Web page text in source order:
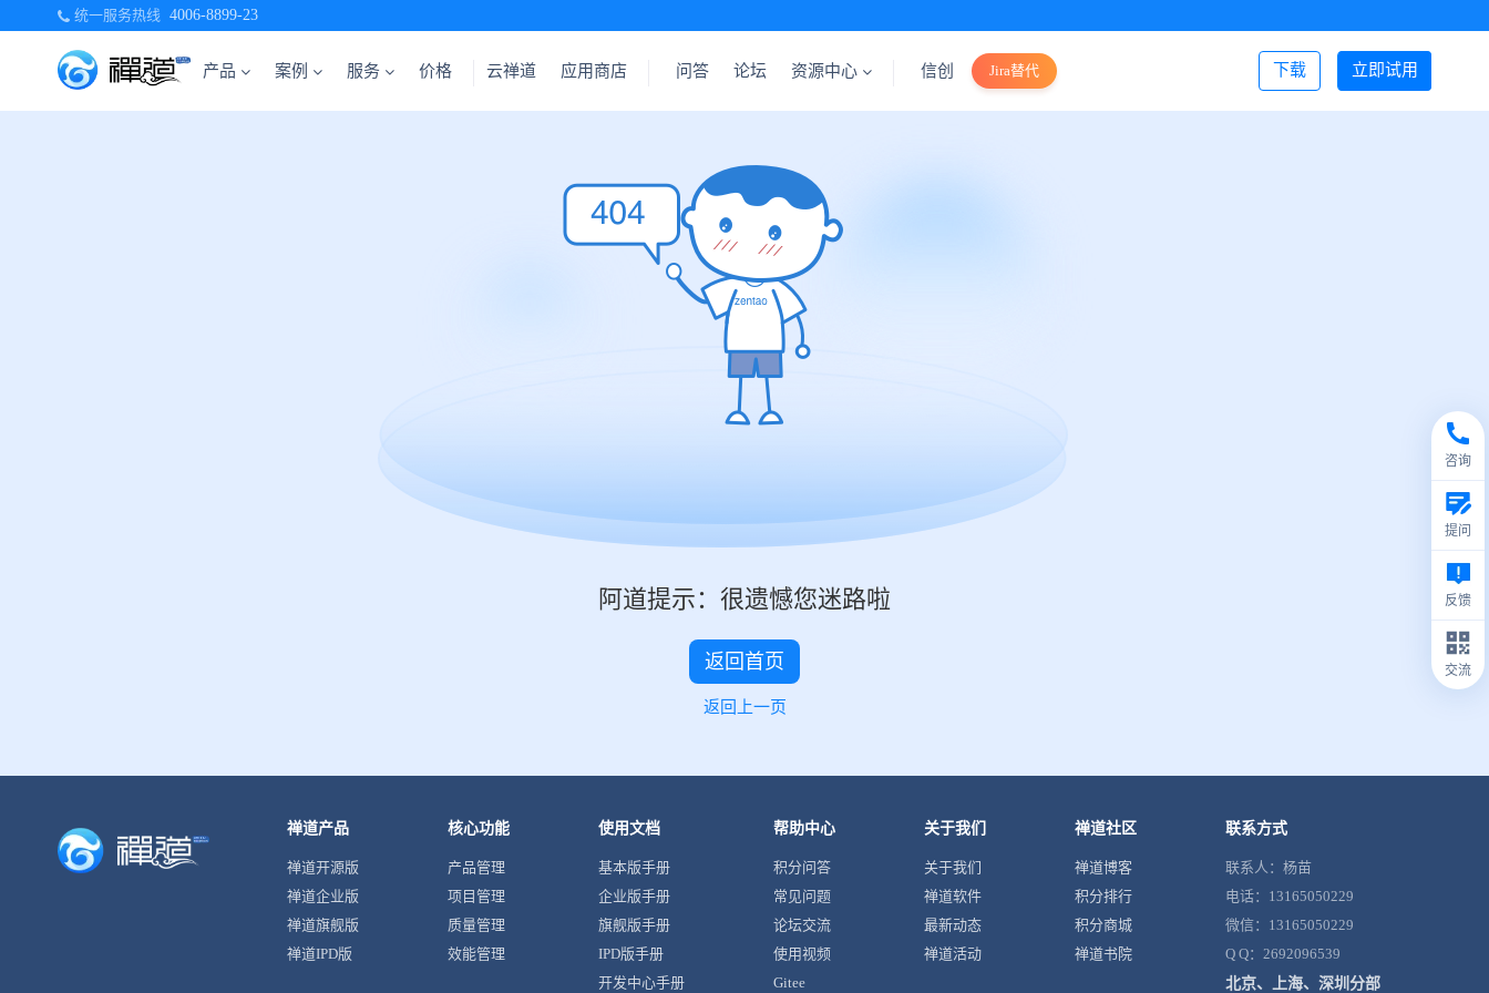
统一服务热线 4006-8899-23
产品 案例 服务 价格 立即试用
下载
云禅道 应用商店 问答 论坛 资源中心 信创 Jira替代 登录/注册
阿道提示：很遗憾您迷路啦
返回首页
返回上一页
禅道产品
禅道开源版
禅道企业版
禅道旗舰版
禅道IPD版
核心功能
产品管理
项目管理
质量管理
效能管理
使用文档
基本版手册
企业版手册
旗舰版手册
IPD版手册
开发中心手册
帮助中心
积分问答
常见问题
论坛交流
使用视频
Gitee
关于我们
关于我们
禅道软件
最新动态
禅道活动
禅道社区
禅道博客
积分排行
积分商城
禅道书院
联系方式
联系人：杨苗
电话：13165050229
微信：13165050229
Q Q：2692096539
北京、上海、深圳分部
咨询
提问
反馈
交流